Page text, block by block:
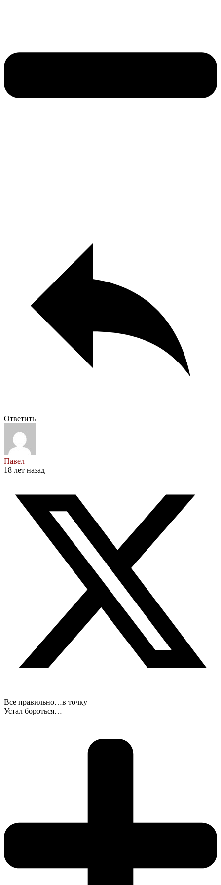
Ответить
Павел
18 лет назад
Все правильно…в точку
Устал бороться…